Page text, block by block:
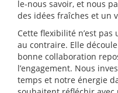
le-nous savoir, et nous
des idées fraîches et un
Cette flexibilité n’est
au contraire. Elle
bonne collaboration
l’engagement. Nous
temps et notre énergie